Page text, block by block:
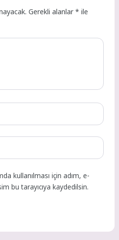
Gerekli alanlar* ile
kullanılması için adım, e-
bu tarayıcıya kaydedilsin.